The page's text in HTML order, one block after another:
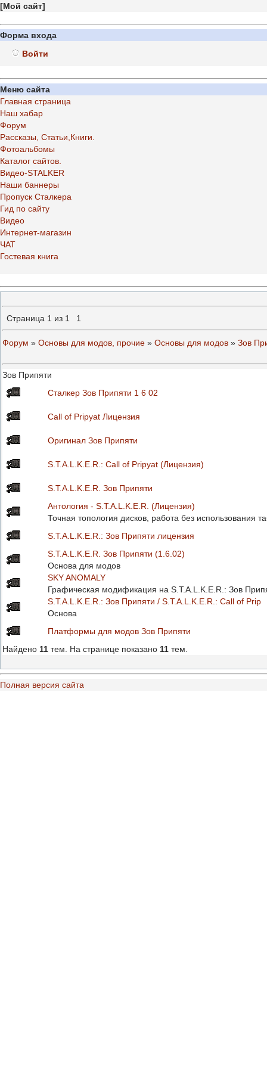
[Мой сайт]
Форма входа
Войти
Меню сайта
Главная страница
Наш хабар
Форум
Рассказы, Статьи,Книги.
Фотоальбомы
Каталог сайтов.
Видео-STALKER
Наши баннеры
Пропуск Сталкера
Гид по сайту
Видео
Интернет-магазин
ЧАТ
Гостевая книга
Страница 1 из 1 1
Форум » Основы для модов, прочие » Основы для модов » Зов
Зов Припяти
Сталкер Зов Припяти 1 6 02
Call of Pripyat Лицензия
Оригинал Зов Припяти
S.T.A.L.K.E.​R.: Call of Pripyat (Лицензия)
S.T.A.L.K.E.R. Зов Припяти
Антология - S.T.A.L.K.E.R. (Лицензия)
Точная топология дисков, работа без использования
S.T.A.L.K.E.R.: Зов Припяти лицензия
S.T.A.L.K.E.R. Зов Припяти (1.6.02)
Основа для модов
SKY ANOMALY
Графическая модификация на S.T.A.L.K.E.R.: Зов
S.T.A.L.K.E.R.: Зов Припяти / S.T.A.L.K.E.R.: Call of Prip
Основа
Платформы для модов Зов Припяти
Найдено 11 тем. На странице показано 11 тем.
Полная версия сайта